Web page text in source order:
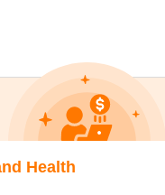
Health